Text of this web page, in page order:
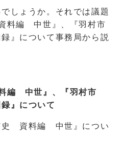
しょうか。それでは議題
料編 中世』、『羽村市
について事務局から説
編 中世』、『羽村市
』について
史 資料編 中世』につい